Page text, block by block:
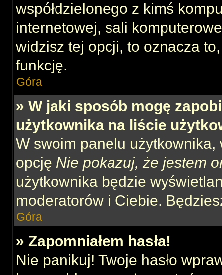
współdzielonego z kimś
internetowej, sali
widzisz tej opcji, to oznacza
funkcję.
Góra
» W jaki sposób mogę
użytkownika na liście
W swoim panelu użytkownika,
opcję Nie pokazuj, że jestem
użytkownika będzie
moderatorów i Ciebie.
Góra
» Zapomniałem hasła!
Nie panikuj! Twoje hasło